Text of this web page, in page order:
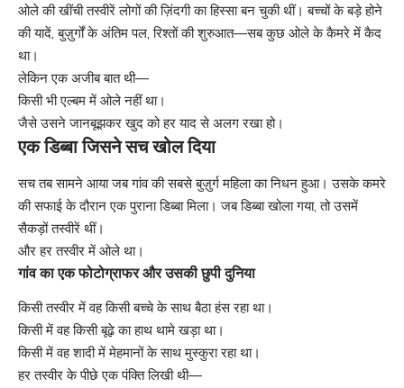
ओले की खींची तस्वीरें लोगों की ज़िंदगी का हिस्सा बन चुकी थीं। बच्चों के बड़े होने
की यादें, बुज़ुर्गों के अंतिम पल, रिश्तों की शुरुआत—सब कुछ ओले के कैमरे में कैद
था।
लेकिन एक अजीब बात थी—
किसी भी एल्बम में ओले नहीं था।
जैसे उसने जानबूझकर खुद को हर याद से अलग रखा हो।
एक डिब्बा जिसने सच खोल दिया
सच तब सामने आया जब गांव की सबसे बुज़ुर्ग महिला का निधन हुआ। उसके कमरे
की सफाई के दौरान एक पुराना डिब्बा मिला। जब डिब्बा खोला गया, तो उसमें
सैकड़ों तस्वीरें थीं।
और हर तस्वीर में ओले था।
गांव का एक फोटोग्राफर और उसकी छुपी दुनिया
किसी तस्वीर में वह किसी बच्चे के साथ बैठा हंस रहा था।
किसी में वह किसी बूढ़े का हाथ थामे खड़ा था।
किसी में वह शादी में मेहमानों के साथ मुस्कुरा रहा था।
हर तस्वीर के पीछे एक पंक्ति लिखी थी—